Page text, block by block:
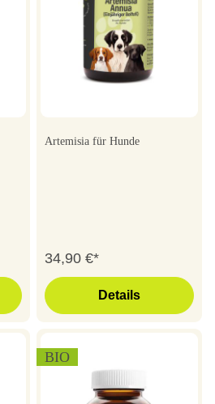
Artemisia für Hunde
34,90 €*
Details
BIO